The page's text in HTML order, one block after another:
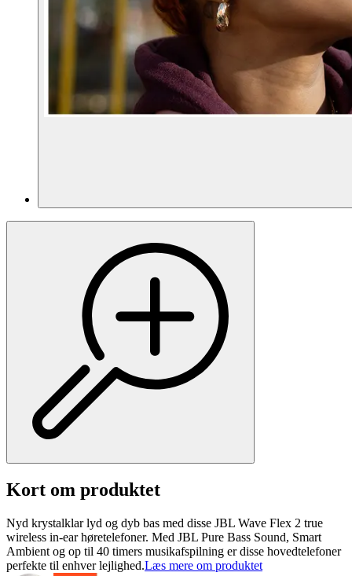
Kort om produktet
Nyd krystalklar lyd og dyb bas med disse JBL Wave Flex 2 true
wireless in-ear høretelefoner. Med JBL Pure Bass Sound, Smart
Ambient og op til 40 timers musikafspilning er disse hovedtelefoner
perfekte til enhver lejlighed.Læs mere om produktet